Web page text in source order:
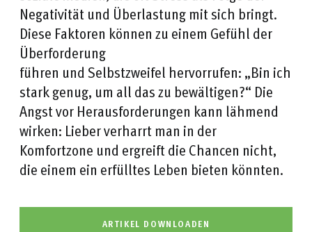
Negativität und Überlastung mit sich bringt.
Diese Faktoren können zu einem Gefühl der
Überforderung
führen und Selbstzweifel hervorrufen: „Bin ich
stark genug, um all das zu bewältigen?“ Die
Angst vor Herausforderungen kann lähmend
wirken: Lieber verharrt man in der
Komfortzone und ergreift die Chancen nicht,
die einem ein erfülltes Leben bieten könnten.
ARTIKEL DOWNLOADEN